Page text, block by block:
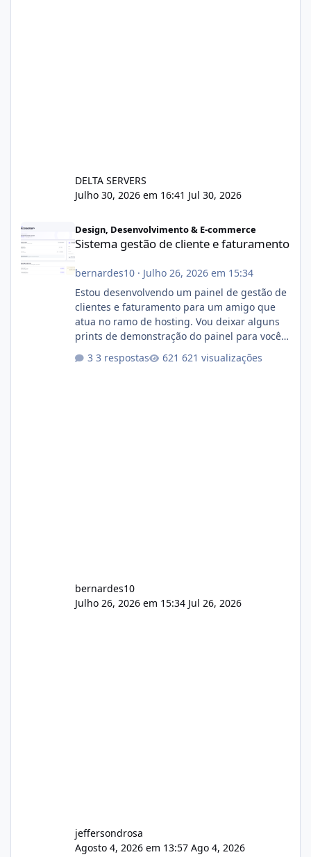
DELTA SERVERS
Julho 30, 2026 em 16:41 Jul 30, 2026
Design, Desenvolvimento & E-commerce
Sistema gestão de cliente e faturamento
bernardes10· Julho 26, 2026 em 15:34
Estou desenvolvendo um painel de gestão de
clientes e faturamento para um amigo que
atua no ramo de hosting. Vou deixar alguns
prints de demonstração do painel para vocês
com cerca de 80% concluído e conta com
3 respostas 621 visualizações
bernardes10
Julho 26, 2026 em 15:34 Jul 26, 2026
jeffersondrosa
Agosto 4, 2026 em 13:57 Ago 4, 2026